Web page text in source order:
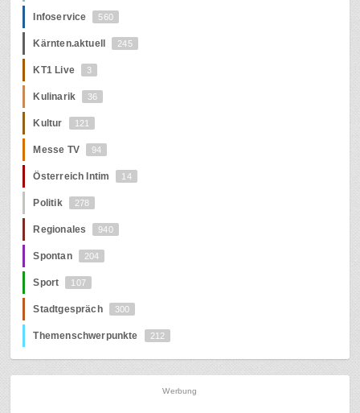
Infoservice 560
Kärnten.aktuell 245
KT1 Live 3
Kulinarik 36
Kultur 121
Messe TV 94
Österreich Intim 14
Politik 278
Regionales 940
Spontan 204
Sport 107
Stadtgespräch 300
Themenschwerpunkte 212
Werbung